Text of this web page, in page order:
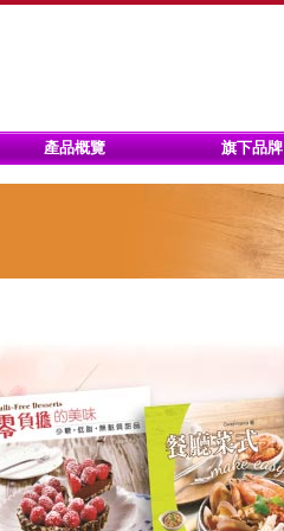
產品概覽 旗下品牌